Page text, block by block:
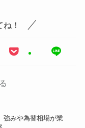
！
強みや為替相場が業